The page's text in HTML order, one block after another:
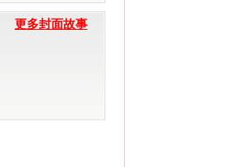
更多封面故事